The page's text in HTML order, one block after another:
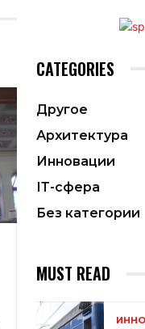
CATEGORIES
Другое
Архитектура
Инновации
ІТ-сфера
Без категории
MUST READ